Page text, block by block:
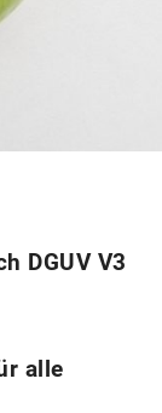
DGUV V3
alle